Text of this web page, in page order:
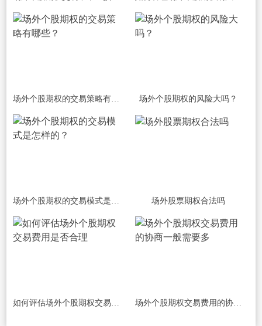
场外个股期权的交易策略有哪些？ 场外个股期权的风险大吗？
场外个股期权的交易模式是怎样的？ 场外股票期权合法吗
如何评估场外个股期权交易费用是否合理 场外个股期权交易费用的协商一般需要多